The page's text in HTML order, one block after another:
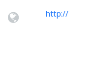
http://